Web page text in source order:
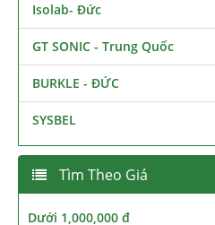
Isolab- Đức
GT SONIC - Trung Quốc
BURKLE - ĐỨC
SYSBEL
Tìm Theo Giá
Dưới 1,000,000 đ